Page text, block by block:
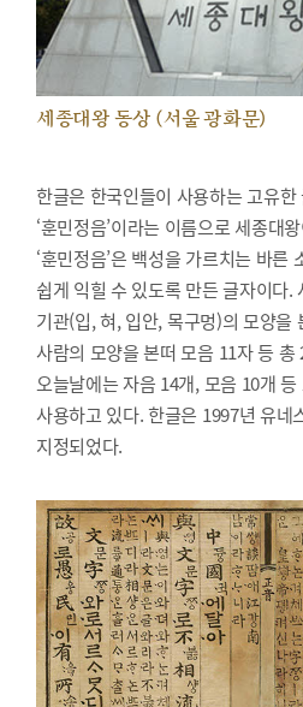
세종대왕 동상 (서울 광화문)
한글은 한국인들이 사용하는 고유한
‘훈민정음’이라는 이름으로 세종대
‘훈민정음’은 백성을 가르치는 바른
쉽게 익힐 수 있도록 만든 글자이다.
기관(입, 혀, 입안, 목구멍)의 모양을
사람의 모양을 본떠 모음 11자 등
오늘날에는 자음 14개, 모음 10개
사용하고 있다. 한글은 1997년 유네
지정되었다.